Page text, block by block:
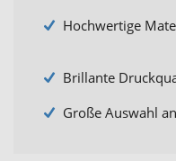
Hochwertige
Brillante
Große Auswahl